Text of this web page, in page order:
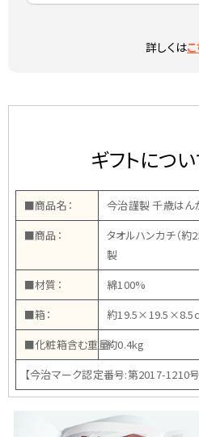
詳しくは
ギフトにつ
■商品名：
今治謹製 千歳はん
■商品：
タオルハンカチ（
製
■材質：
綿100%
■箱：
約
■化粧箱含む重量：約0.4kg
【今治マーク認定番号:第2017-1210号